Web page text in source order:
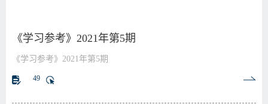
《学习参考》2021年第5期
《学习参考》2021年第5期
49